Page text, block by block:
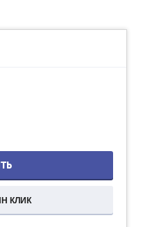
КЛИК